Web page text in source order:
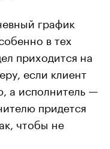
график
в тех
приходится на
если клиент
а исполнитель —
придется
чтобы не